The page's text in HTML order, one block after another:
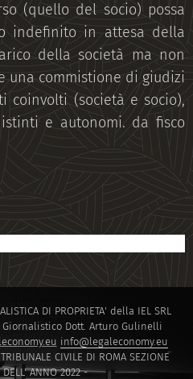
(quello del socio) possa
indefinito in attesa della
della società ma non
una commistione di giudizi
coinvolti (società e socio),
e autonomi. da fisco
DI PROPRIETA' della IEL SRL
Giornalistico Dott. Arturo Gulinelli
info@legaleconomy.eu
TRIBUNALE CIVILE DI ROMA SEZIONE
DELL' ANNO 2022 -